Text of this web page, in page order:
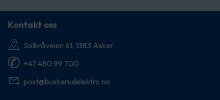
Kontakt oss
Solbråveien 61, 1383 Asker
+47 480 99 700
post@buskerudelektro.no